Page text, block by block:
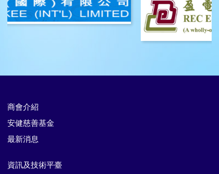
商會介紹
安健慈善基金
最新消息
資訊及技術平臺